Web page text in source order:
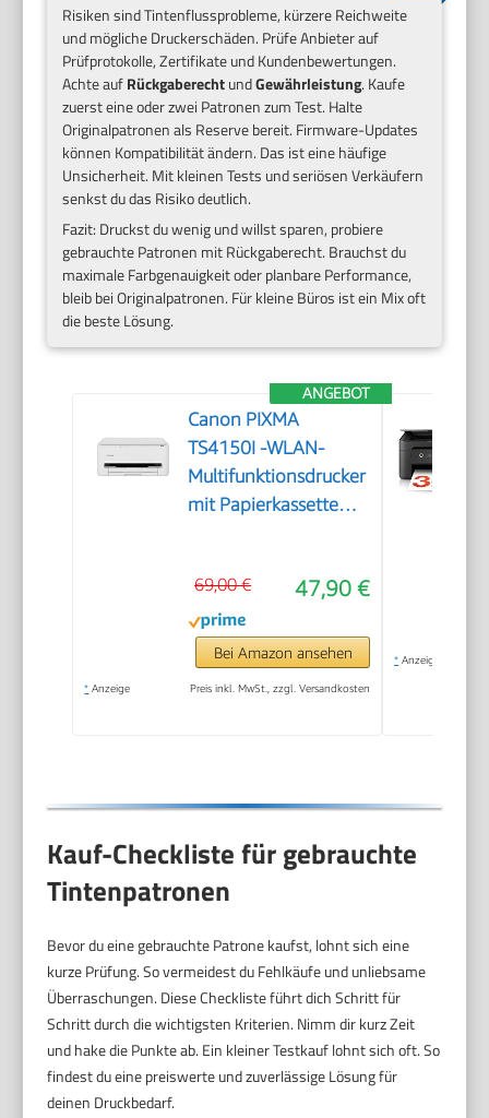
Risiken sind Tintenflussprobleme, kürzere Reichweite
und mögliche Druckerschäden. Prüfe Anbieter auf
Prüfprotokolle, Zertifikate und Kundenbewertungen.
Achte aufRückgaberechtundGewährleistung. Kaufe
zuerst eine oder zwei Patronen zum Test. Halte
Originalpatronen als Reserve bereit. Firmware-Updates
können Kompatibilität ändern. Das ist eine häufige
Unsicherheit. Mit kleinen Tests und seriösen Verkäufern
senkst du das Risiko deutlich.
Fazit: Druckst du wenig und willst sparen, probiere
gebrauchte Patronen mit Rückgaberecht. Brauchst du
maximale Farbgenauigkeit oder planbare Performance,
bleib bei Originalpatronen. Für kleine Büros ist ein Mix oft
die beste Lösung.
ANGEBOT
Canon PIXMA
TS4150I -WLAN-
Multifunktionsdrucker
mit Papierkassette
Kabelloses Drucken
vom Smartphone
leicht gemacht PIXMA
Print Plan kompatibel
47,90 €
69,00 €
Bei Amazon ansehen
* Anzeige Preis inkl. MwSt., zzgl. Versandkosten
* Anzeige
Kauf-Checkliste für gebrauchte
Tintenpatronen
Bevor du eine gebrauchte Patrone kaufst, lohnt sich eine
kurze Prüfung. So vermeidest du Fehlkäufe und unliebsame
Überraschungen. Diese Checkliste führt dich Schritt für
Schritt durch die wichtigsten Kriterien. Nimm dir kurz Zeit
und hake die Punkte ab. Ein kleiner Testkauf lohnt sich oft. So
findest du eine preiswerte und zuverlässige Lösung für
deinen Druckbedarf.